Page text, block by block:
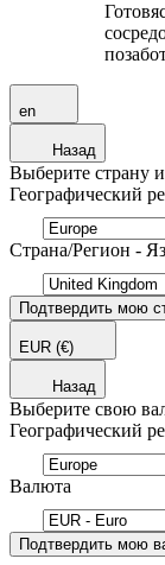
en
Назад
Выберите страну
Географический
Страна/Регион -
Подтвердить мою
EUR (€)
Назад
Выберите свою
Географический
Валюта
Подтвердить мою